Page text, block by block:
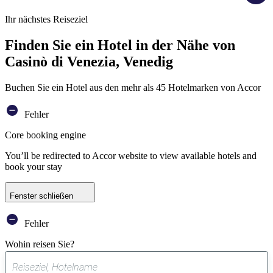
Ihr nächstes Reiseziel
Finden Sie ein Hotel in der Nähe von
Casinò di Venezia, Venedig
Buchen Sie ein Hotel aus den mehr als 45 Hotelmarken von Accor
Fehler
Core booking engine
You’ll be redirected to Accor website to view available hotels and
book your stay
Fenster schließen
Fehler
Wohin reisen Sie?